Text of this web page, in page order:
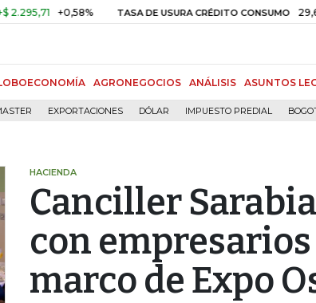
+0,58% TASA DE USURA CRÉDITO CONSUMO 29,66%
AGRONEGOCIOS ANÁLISIS ASUNTOS
EXPORTACIONES DÓLAR IMPUESTO PREDIAL
HACIENDA
Canciller
con empresarios
marco de Expo